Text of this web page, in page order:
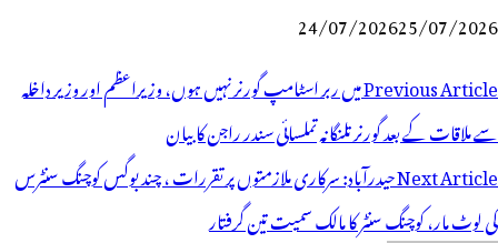
24/07/202625/07/2026
پوسٹوں
کی
نیویگیشن
Previous Articleمیں ربر اسٹامپ گورنر نہیں ہوں، وزیراعظم اور وزیر داخلہ
سے ملاقات کے بعد گورنر تلنگانہ تملسائی سندر راجن کا بیان
Next Articleحیدرآباد: سرکاری ملازمتوں پر تقررات ، چند بوگس کوچنگ سنٹرس
کی لوٹ مار، کوچنگ سنٹر کا مالک سمیت تین گرفتار